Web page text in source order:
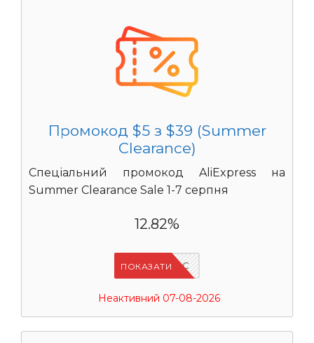
Промокод $5 з $39 (Summer
Clearance)
Спеціальний промокод AliExpress на
Summer Clearance Sale 1-7 серпня
12.82%
IFPC24DC
ПОКАЗАТИ
Неактивний 07-08-2026